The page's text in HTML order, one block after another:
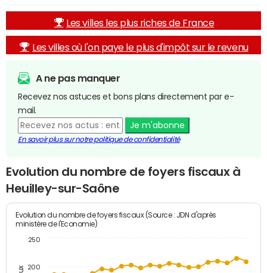
Les villes les plus riches de France
Les villes où l'on paye le plus d'impôt sur le revenu
A ne pas manquer
Recevez nos astuces et bons plans directement par e-
mail.
Je m'abonne
En savoir plus sur notre politique de confidentialité
Evolution du nombre de foyers fiscaux à
Heuilley-sur-Saône
Evolution du nombre de foyers fiscaux (Source : JDN d'après
ministère de l'Economie)
200
250